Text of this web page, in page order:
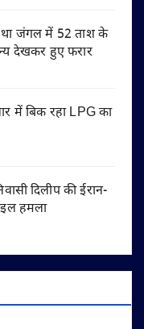
था जंगल में 52 ताश के
देखकर हुए फरार
में बिक रहा LPG का
दिलीप की ईरान-
हमला